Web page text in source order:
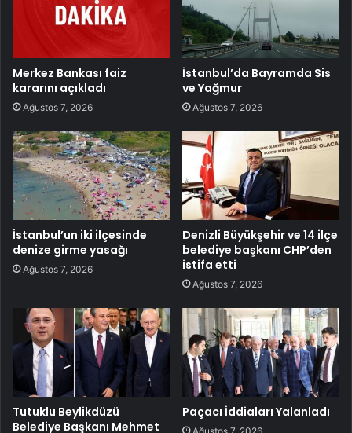
Merkez Bankası faiz
kararını açıkladı
Ağustos 7, 2026
İstanbul’da Bayramda Sis
ve Yağmur
Ağustos 7, 2026
İstanbul’un iki ilçesinde
denize girme yasağı
Ağustos 7, 2026
Denizli Büyükşehir ve 14 ilçe
belediye başkanı CHP’den
istifa etti
Ağustos 7, 2026
Tutuklu Beylikdüzü
Belediye Başkanı Mehmet
Paçacı İddiaları Yalanladı